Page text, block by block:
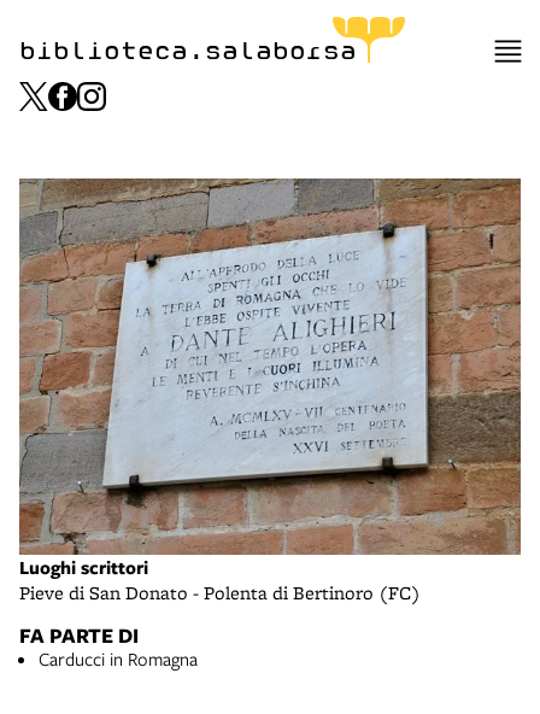
biblioteca.salaborsa
Luoghi scrittori
Pieve di San Donato - Polenta di Bertinoro (FC)
FA PARTE DI
Carducci in Romagna